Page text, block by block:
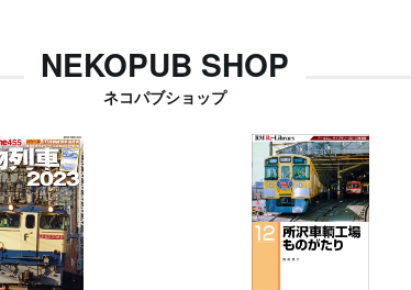
NEKOPUB SHOP
ネコパブショップ